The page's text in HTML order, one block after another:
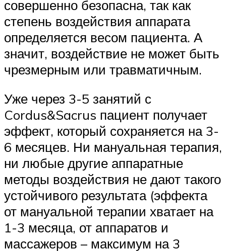
совершенно безопасна, так как
степень воздействия аппарата
определяется весом пациента. А
значит, воздействие не может быть
чрезмерным или травматичным.
Уже через 3-5 занятий с
Cordus&Sacrus пациент получает
эффект, который сохраняется на 3-
6 месяцев. Ни мануальная терапия,
ни любые другие аппаратные
методы воздействия не дают такого
устойчивого результата (эффекта
от мануальной терапии хватает на
1-3 месяца, от аппаратов и
массажеров – максимум на 3